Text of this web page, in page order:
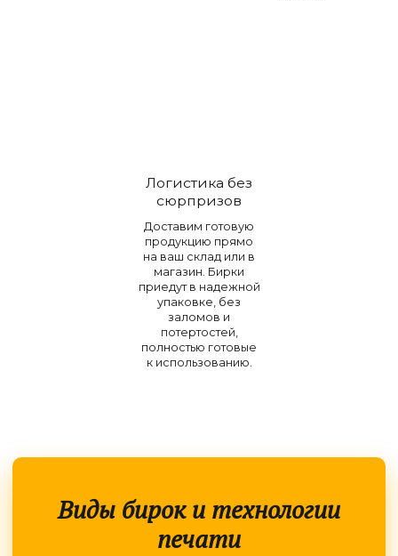
Логистика без
сюрпризов
Доставим готовую
продукцию прямо
на ваш склад или в
магазин. Бирки
приедут в надежной
упаковке, без
заломов и
потертостей,
полностью готовые
к использованию.
Виды бирок и технологии
печати